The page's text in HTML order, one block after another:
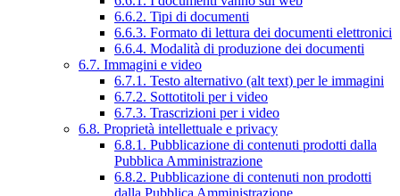
6.6.2. Tipi di documenti
6.6.3. Formato di lettura dei documenti elettronici
6.6.4. Modalità di produzione dei documenti
6.7. Immagini e video
6.7.1. Testo alternativo (alt text) per le immagini
6.7.2. Sottotitoli per i video
6.7.3. Trascrizioni per i video
6.8. Proprietà intellettuale e privacy
6.8.1. Pubblicazione di contenuti prodotti dalla
Pubblica Amministrazione
6.8.2. Pubblicazione di contenuti non prodotti
dalla Pubblica Amministrazione